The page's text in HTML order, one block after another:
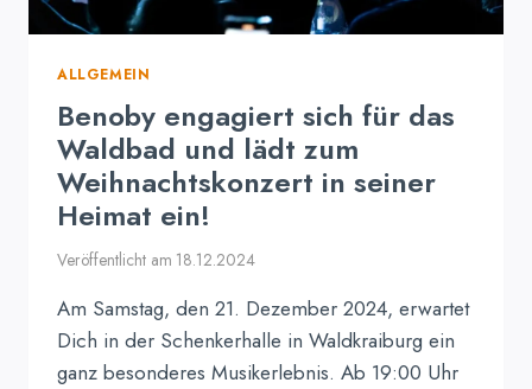
ALLGEMEIN
Benoby engagiert sich für das
Waldbad und lädt zum
Weihnachtskonzert in seiner
Heimat ein!
Veröffentlicht am 18.12.2024
Am Samstag, den 21. Dezember 2024, erwartet
Dich in der Schenkerhalle in Waldkraiburg ein
ganz besonderes Musikerlebnis. Ab 19:00 Uhr